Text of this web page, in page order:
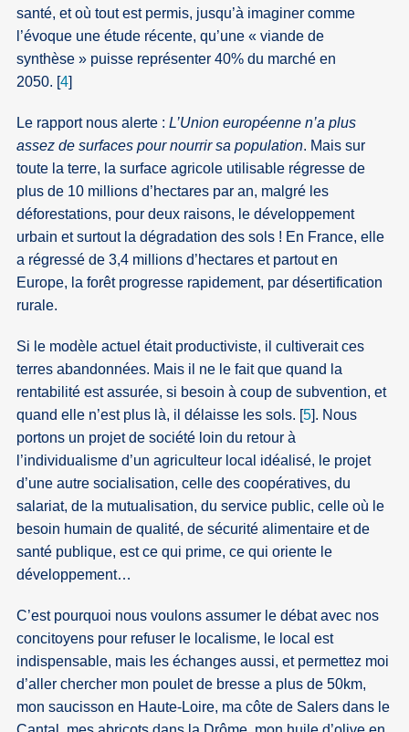
santé, et où tout est permis, jusqu’à imaginer comme
l’évoque une étude récente, qu’une « viande de
synthèse » puisse représenter 40% du marché en
2050. [4
Le rapport nous alerte :L’Union européenne n’a plus
assez de surfaces pour nourrir sa population. Mais sur
toute la terre, la surface agricole utilisable régresse de
plus de 10 millions d’hectares par an, malgré les
déforestations, pour deux raisons, le développement
urbain et surtout la dégradation des sols ! En France, elle
a régressé de 3,4 millions d’hectares et partout en
Europe, la forêt progresse rapidement, par désertification
rurale.
Si le modèle actuel était productiviste, il cultiverait ces
terres abandonnées. Mais il ne le fait que quand la
rentabilité est assurée, si besoin à coup de subvention, et
quand elle n’est plus là, il délaisse les sols. [5 . Nous
portons un projet de société loin du retour à
l’individualisme d’un agriculteur local idéalisé, le projet
d’une autre socialisation, celle des coopératives, du
salariat, de la mutualisation, du service public, celle où le
besoin humain de qualité, de sécurité alimentaire et de
santé publique, est ce qui prime, ce qui oriente le
développement…
C’est pourquoi nous voulons assumer le débat avec nos
concitoyens pour refuser le localisme, le local est
indispensable, mais les échanges aussi, et permettez moi
d’aller chercher mon poulet de bresse a plus de 50km,
mon saucisson en Haute-Loire, ma côte de Salers dans le